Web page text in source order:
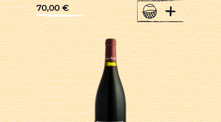
70,00€ +